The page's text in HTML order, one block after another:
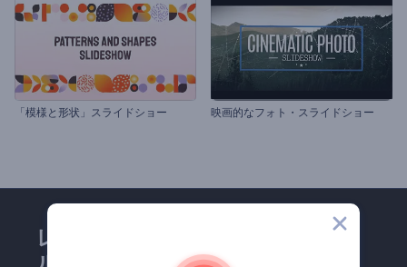
「模様と形状」スライドショー 映画的なフォト・スライドショー
レンダーフォレストのメー